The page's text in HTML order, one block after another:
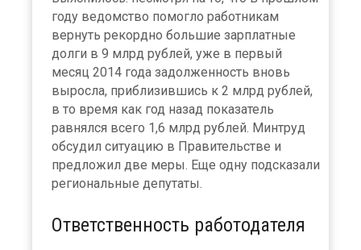
году ведомство помогло работникам
вернуть рекордно большие зарплатные
долги в 9 млрд рублей, уже в первый
месяц 2014 года задолженность вновь
выросла, приблизившись к 2 млрд рублей,
в то время как год назад показатель
равнялся всего 1,6 млрд рублей. Минтруд
обсудил ситуацию в Правительстве и
предложил две меры. Еще одну подсказали
региональные депутаты.
Ответственность работодателя